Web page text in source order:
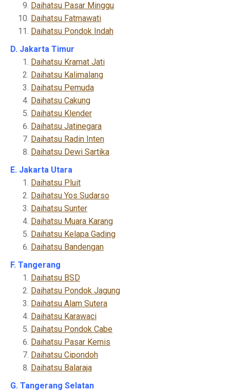
Daihatsu Pasar Minggu
Daihatsu Fatmawati
Daihatsu Pondok Indah
D. Jakarta Timur
Daihatsu Kramat Jati
Daihatsu Kalimalang
Daihatsu Pemuda
Daihatsu Cakung
Daihatsu Klender
Daihatsu Jatinegara
Daihatsu Radin Inten
Daihatsu Dewi Sartika
E. Jakarta Utara
Daihatsu Pluit
Daihatsu Yos Sudarso
Daihatsu Sunter
Daihatsu Muara Karang
Daihatsu Kelapa Gading
Daihatsu Bandengan
F. Tangerang
Daihatsu BSD
Daihatsu Pondok Jagung
Daihatsu Alam Sutera
Daihatsu Karawaci
Daihatsu Pondok Cabe
Daihatsu Pasar Kemis
Daihatsu Cipondoh
Daihatsu Balaraja
G. Tangerang Selatan